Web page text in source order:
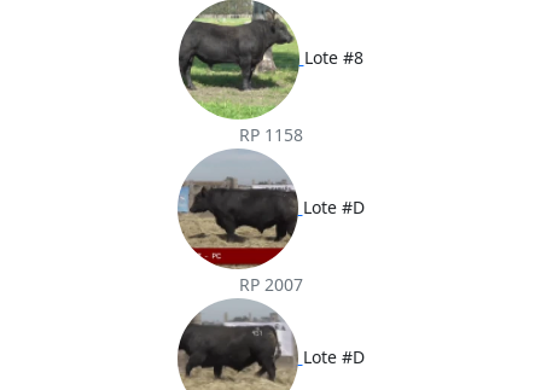
Lote #8
RP 1158
Lote #D
RP 2007
Lote #D